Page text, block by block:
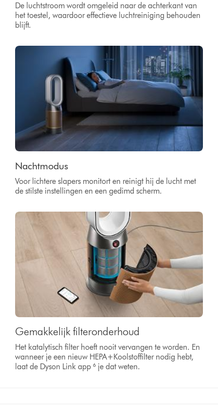
De luchtstroom wordt omgeleid naar de achterkant van
het toestel, waardoor effectieve luchtreiniging behouden
blijft.
Nachtmodus
Voor lichtere slapers monitort en reinigt hij de lucht met
de stilste instellingen en een gedimd scherm.
Gemakkelijk filteronderhoud
Het katalytisch filter hoeft nooit vervangen te worden. En
wanneer je een nieuw HEPA+Koolstoffilter nodig hebt,
laat de Dyson Link app ⁶ je dat weten.